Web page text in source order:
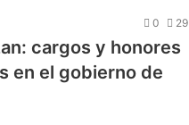
0 29
cargos y honores
en el gobierno de